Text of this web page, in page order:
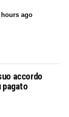
hours ago
accordo
pagato